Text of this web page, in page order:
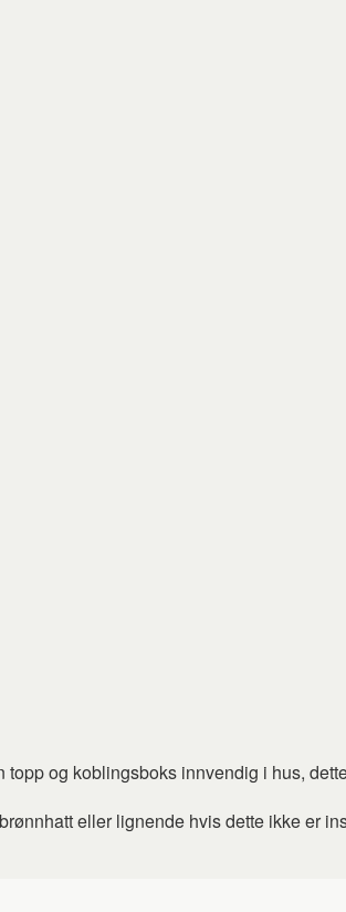
og koblingsboks innvendig i hus, d
eller lignende hvis dette ikke er